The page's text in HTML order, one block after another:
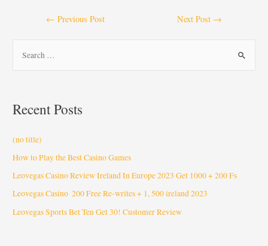
← Previous Post Next Post →
Recent Posts
(no title)
How to Play the Best Casino Games
Leovegas Casino Review Ireland In Europe 2023 Get 1000 + 200 Fs
Leovegas Casino ️ 200 Free Re-writes + 1, 500 ️ireland 2023
Leovegas Sports Bet Ten Get 30! Customer Review